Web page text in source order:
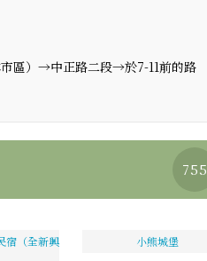
區）→中正路二段→於7-11前的路
755
宿（全新興
小熊城堡